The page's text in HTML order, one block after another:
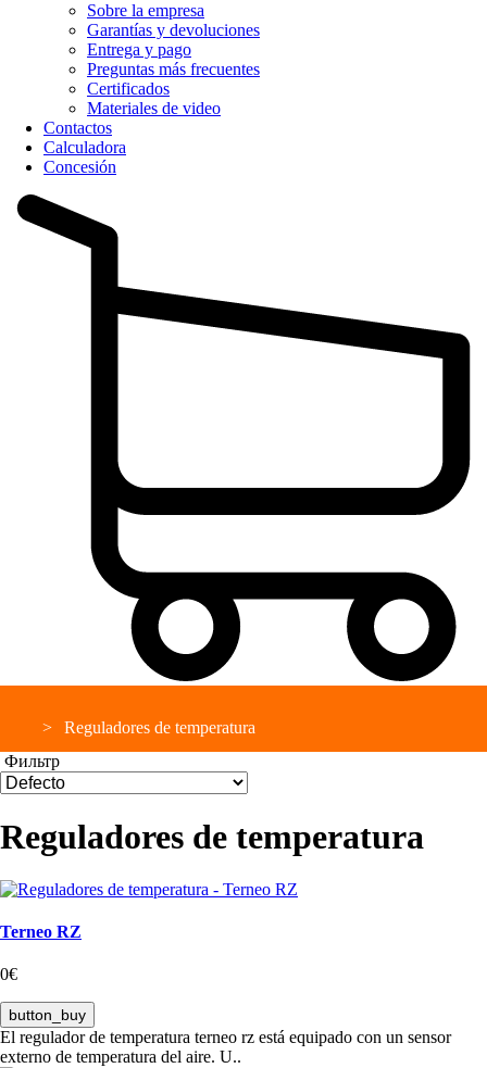
Sobre la empresa
Garantías y devoluciones
Entrega y pago
Preguntas más frecuentes
Certificados
Materiales de video
Contactos
Calculadora
Concesión
Reguladores de temperatura
Фильтр
Reguladores de temperatura
Terneo RZ
0€
button_buy
El regulador de temperatura terneo rz está equipado con un sensor
externo de temperatura del aire. U..